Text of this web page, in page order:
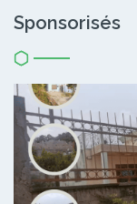
Sponsorisés